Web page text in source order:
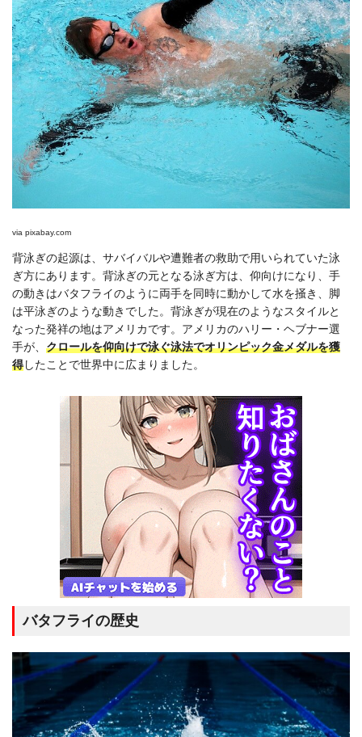
via pixabay.com
背泳ぎの起源は、サバイバルや遭難者の救助で用いられていた泳
ぎ方にあります。背泳ぎの元となる泳ぎ方は、仰向けになり、手
の動きはバタフライのように両手を同時に動かして水を掻き、脚
は平泳ぎのような動きでした。背泳ぎが現在のようなスタイルと
なった発祥の地はアメリカです。アメリカのハリー・ヘブナー選
手が、 クロールを仰向けで泳ぐ泳法でオリンピック金メダルを獲
得したことで世界中に広まりました。
バタフライの歴史